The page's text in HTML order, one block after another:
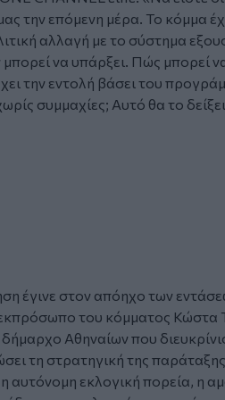
την επόμενη μέρα. Το κόμμα
αλλαγή με το σύστημα
μπορεί να υπάρξει. Πώς μπορεί
την εντολή βάσει του
συμμαχίες; Αυτό θα το
έγινε στον απόηχο των
του κόμματος Κώστα
Αθηναίων που
τη στρατηγική της
αυτόνομη εκλογική πορεία, η